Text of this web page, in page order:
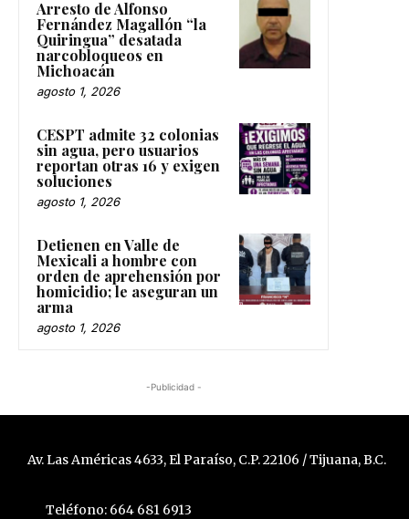
Arresto de Alfonso
Fernández Magallón “la
Quiringua” desatada
narcobloqueos en
Michoacán
agosto 1, 2026
CESPT admite 32 colonias
sin agua, pero usuarios
reportan otras 16 y exigen
soluciones
agosto 1, 2026
Detienen en Valle de
Mexicali a hombre con
orden de aprehensión por
homicidio; le aseguran un
arma
agosto 1, 2026
-Publicidad -
Av. Las Américas 4633, El Paraíso, C.P. 22106 / Tijuana, B.C.
Teléfono: 664 681 6913